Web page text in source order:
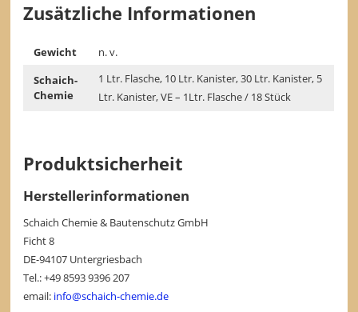
Zusätzliche Informationen
Gewicht
n. v.
Schaich-
Chemie
1 Ltr. Flasche, 10 Ltr. Kanister, 30 Ltr. Kanister, 5
Ltr. Kanister, VE – 1Ltr. Flasche / 18 Stück
Produktsicherheit
Herstellerinformationen
Schaich Chemie & Bautenschutz GmbH
Ficht 8
DE-94107 Untergriesbach
Tel.: +49 8593 9396 207
email: info@schaich-chemie.de